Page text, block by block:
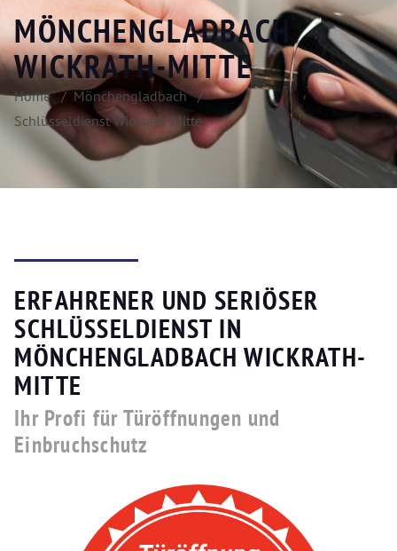
MÖNCHENGLADBACH
WICKRATH-MITTE
Home
Mönchengladbach
Schlüsseldienst Wickrath-Mitte
ERFAHRENER UND SERIÖSER
SCHLÜSSELDIENST IN
MÖNCHENGLADBACH WICKRATH-
MITTE
Ihr Profi für Türöffnungen und
Einbruchschutz